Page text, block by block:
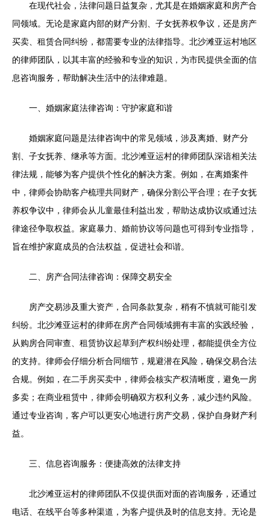
在现代社会，法律问题日益复杂，尤其是在婚姻家庭和房产合
同领域。无论是家庭内部的财产分割、子女抚养权争议，还是房产
买卖、租赁合同纠纷，都需要专业的法律指导。北沙滩亚运村地区
的律师团队，以其丰富的经验和专业的知识，为市民提供全面的信
息咨询服务，帮助解决生活中的法律难题。
一、婚姻家庭法律咨询：守护家庭和谐
婚姻家庭问题是法律咨询中的常见领域，涉及离婚、财产分
割、子女抚养、继承等方面。北沙滩亚运村的律师团队深谙相关法
律法规，能够为客户提供个性化的解决方案。例如，在离婚案件
中，律师会协助客户梳理共同财产，确保分割公平合理；在子女抚
养权争议中，律师会从儿童最佳利益出发，帮助达成协议或通过法
律途径争取权益。家庭暴力、婚前协议等问题也可得到专业指导，
旨在维护家庭成员的合法权益，促进社会和谐。
二、房产合同法律咨询：保障交易安全
房产交易涉及重大资产，合同条款复杂，稍有不慎就可能引发
纠纷。北沙滩亚运村的律师在房产合同领域拥有丰富的实践经验，
从购房合同审查、租赁协议起草到产权纠纷处理，都能提供全方位
的支持。律师会仔细分析合同细节，规避潜在风险，确保交易合法
合规。例如，在二手房买卖中，律师会核实产权清晰度，避免一房
多卖；在商业租赁中，律师会明确双方权利义务，减少违约风险。
通过专业咨询，客户可以更安心地进行房产交易，保护自身财产利
益。
三、信息咨询服务：便捷高效的法律支持
北沙滩亚运村的律师团队不仅提供面对面的咨询服务，还通过
电话、在线平台等多种渠道，为客户提供及时的信息支持。无论是